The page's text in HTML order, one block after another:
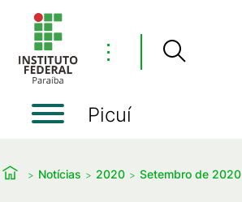
⋮
Picuí
Notícias 2020 Setembro de 2020